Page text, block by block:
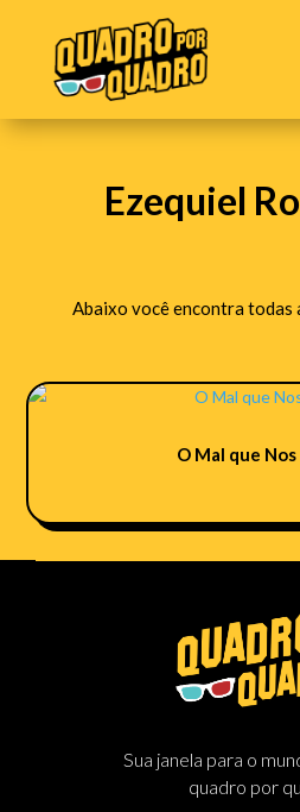
Ezequiel
Abaixo você encontra todas
O Mal que
Sua janela para o
quadro por